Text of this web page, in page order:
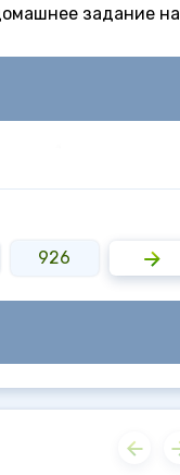
задание на
926 927